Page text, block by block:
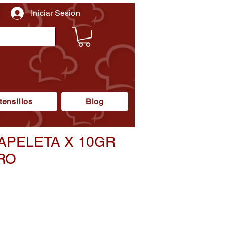
Blog
Iniciar Sesion
X 10GR